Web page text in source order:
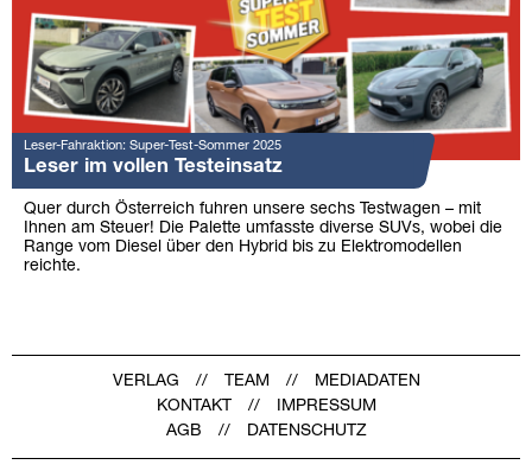
Leser-Fahraktion: Super-Test-Sommer 2025
Leser im vollen Testeinsatz
Quer durch Österreich fuhren unsere sechs Testwagen – mit
Ihnen am Steuer! Die Palette umfasste diverse SUVs, wobei die
Range vom Diesel über den Hybrid bis zu Elektromodellen
reichte.
VERLAG TEAM
MEDIADATEN
KONTAKT
IMPRESSUM
AGB
DATENSCHUTZ